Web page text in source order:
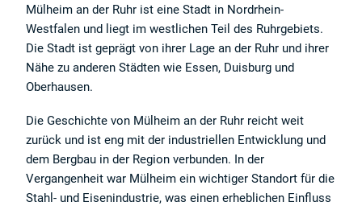
Mülheim an der Ruhr ist eine Stadt in Nordrhein-
Westfalen und liegt im westlichen Teil des Ruhrgebiets.
Die Stadt ist geprägt von ihrer Lage an der Ruhr und ihrer
Nähe zu anderen Städten wie Essen, Duisburg und
Oberhausen.
Die Geschichte von Mülheim an der Ruhr reicht weit
zurück und ist eng mit der industriellen Entwicklung und
dem Bergbau in der Region verbunden. In der
Vergangenheit war Mülheim ein wichtiger Standort für die
Stahl- und Eisenindustrie, was einen erheblichen Einfluss